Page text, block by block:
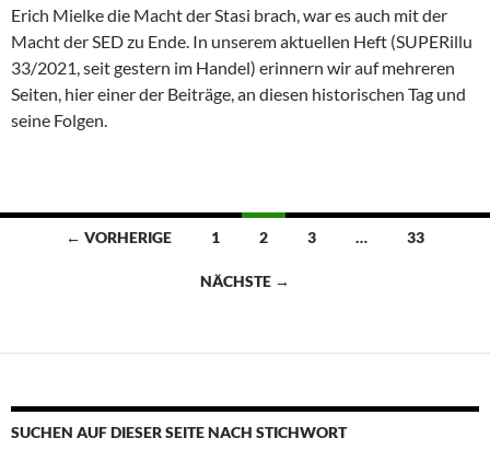
Erich Mielke die Macht der Stasi brach, war es auch mit der
Macht der SED zu Ende. In unserem aktuellen Heft (SUPERillu
33/2021, seit gestern im Handel) erinnern wir auf mehreren
Seiten, hier einer der Beiträge, an diesen historischen Tag und
seine Folgen.
Beitragsnavigation
← VORHERIGE 1 2 3 … 33
NÄCHSTE →
SUCHEN AUF DIESER SEITE NACH STICHWORT